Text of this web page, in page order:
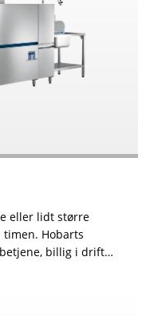
eller lidt større
timen. Hobarts
billig i drift